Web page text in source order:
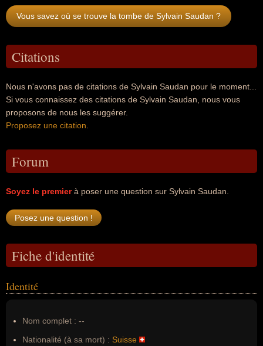
Vous savez où se trouve la tombe de Sylvain Saudan ?
Citations
Nous n'avons pas de citations de Sylvain Saudan pour le moment...
Si vous connaissez des citations de Sylvain Saudan, nous vous
proposons de nous les suggérer.
Proposez une citation
Forum
Soyez le premierà poser une question sur Sylvain Saudan.
Fiche d'identité
Identité
Nom complet : --
Nationalité (à sa mort) : Suisse